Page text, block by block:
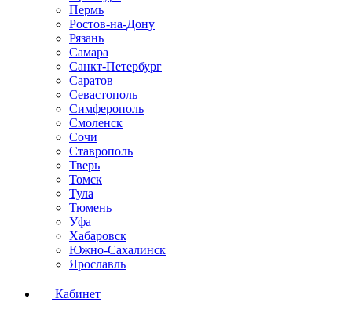
Пермь
Ростов-на-Дону
Рязань
Самара
Санкт-Петербург
Саратов
Севастополь
Симферополь
Смоленск
Сочи
Ставрополь
Тверь
Томск
Тула
Тюмень
Уфа
Хабаровск
Южно-Сахалинск
Ярославль
Кабинет